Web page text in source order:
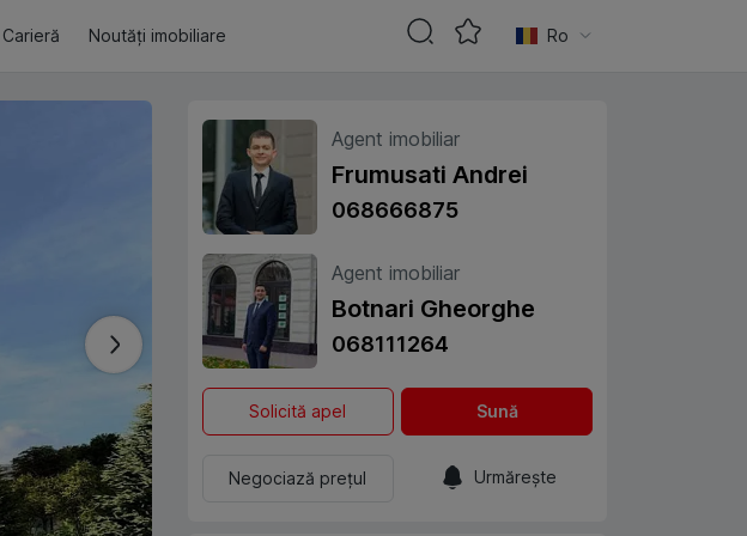
Agent imobiliar
Frumusati Andrei
068666875
Agent imobiliar
Botnari Gheorghe
068111264
Solicită apel Sună
Negociază prețul Urmărește
Carieră Noutăți imobiliare Ro